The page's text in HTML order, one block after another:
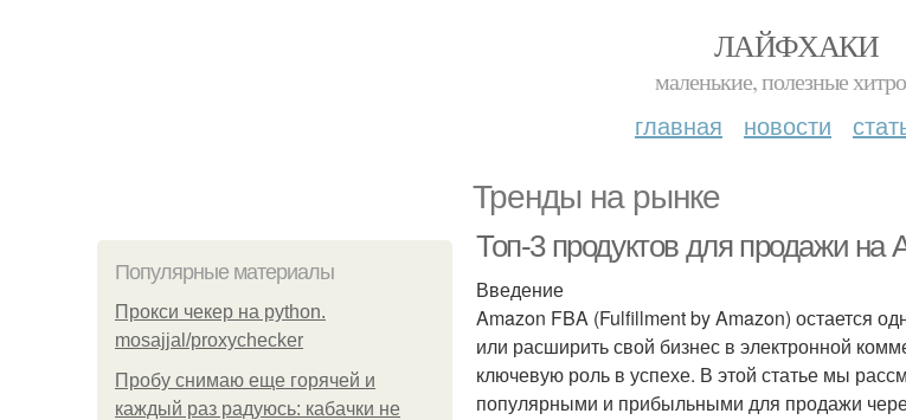
ЛАЙФХАКИ
маленькие, полезные
главная новости
Тренды на рынке
Популярные материалы
Прокси чекер на python.
mosajjal/proxychecker
Пробу снимаю еще горячей и
каждый раз радуюсь: кабачки не
Топ-3 продуктов для продажи на
Введение
Amazon FBA (Fulfillment by Amazon) остается
или расширить свой бизнес в электронной
ключевую роль в успехе. В этой статье мы
популярными и прибыльными для продажи